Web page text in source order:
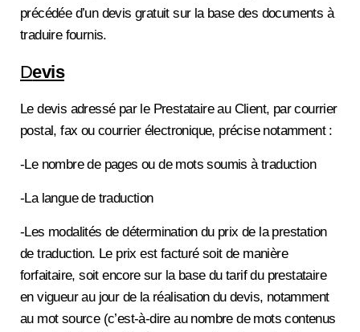
précédée d’un devis gratuit sur la base des documents à
traduire fournis.
Devis
Le devis adressé par le Prestataire au Client, par courrier
postal, fax ou courrier électronique, précise notamment :
-Le nombre de pages ou de mots soumis à traduction
-La langue de traduction
-Les modalités de détermination du prix de la prestation
de traduction. Le prix est facturé soit de manière
forfaitaire, soit encore sur la base du tarif du prestataire
en vigueur au jour de la réalisation du devis, notamment
au mot source (c’est-à-dire au nombre de mots contenus